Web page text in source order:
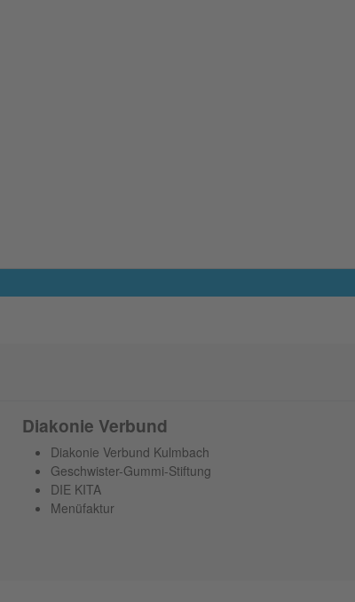
Diakonie Verbund
Diakonie Verbund Kulmbach
Geschwister-Gummi-Stiftung
DIE KITA
Menüfaktur